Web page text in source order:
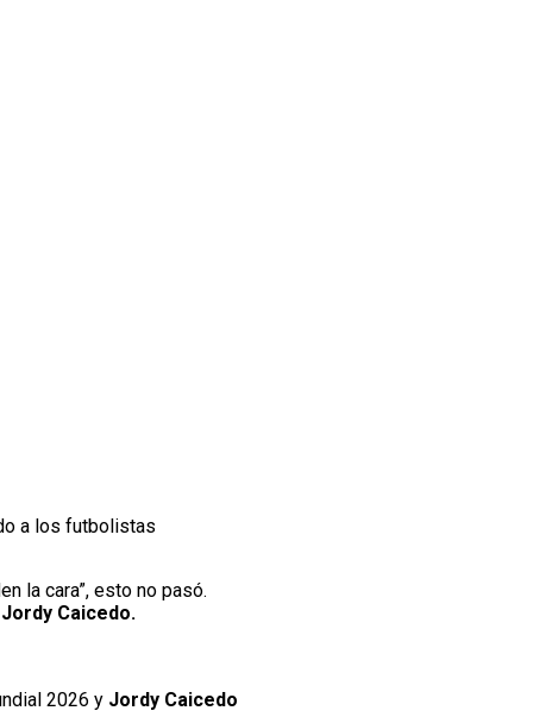
a los futbolistas
la cara”, esto no pasó.
Caicedo.
2026 y Jordy Caicedo